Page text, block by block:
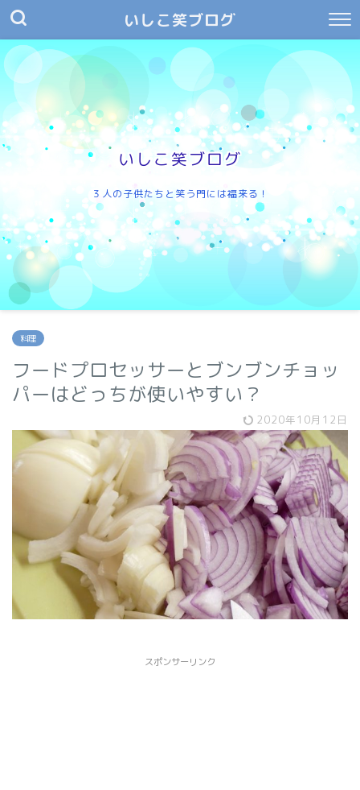
いしこ笑ブログ
いしこ笑ブログ
３人の子供たちと笑う門には福来る！
料理
フードプロセッサーとブンブンチョッ
パーはどっちが使いやすい？
2020年10月12日
スポンサーリンク